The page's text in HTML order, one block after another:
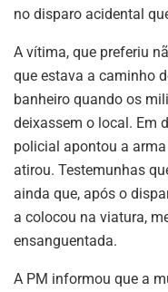
no disparo acidental
A vítima, que preferiu
que estava a caminho
banheiro quando os
deixassem o local. Em
policial apontou a
atirou. Testemunhas
ainda que, após o
a colocou na viatura,
ensanguentada.
A PM informou que a